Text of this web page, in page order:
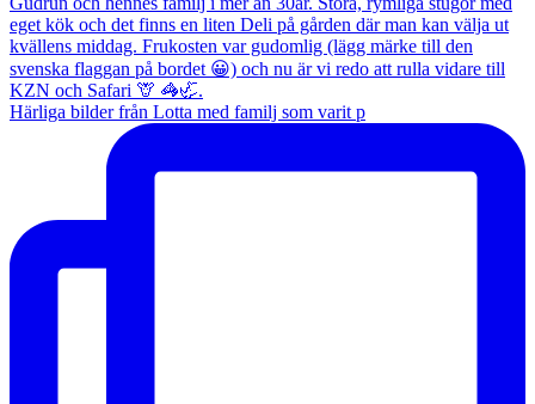
Härliga bilder från Lotta med familj som varit p